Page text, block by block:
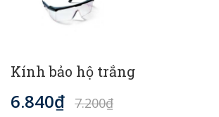
Kính bảo hộ trắng
6.840₫ 7.200₫